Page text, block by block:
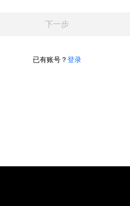
下一步
已有账号？登录